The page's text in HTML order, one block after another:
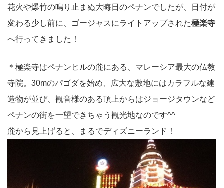
花火や爆竹の鳴り止まぬ大晦日のペナンでしたが、日付が
変わる少し前に、ゴージャスにライトアップされた極楽寺
へ行ってきました！
＊極楽寺はペナンヒルの麓にある、マレーシア最大の仏教
寺院。30mのパゴダを始め、広大な敷地にはカラフルな建
造物が並び、観音様のある頂上からはジョージタウンなど
ペナンの街を一望できちゃう観光地なのです^^
麓から見上げると、まるでディズニーランド！